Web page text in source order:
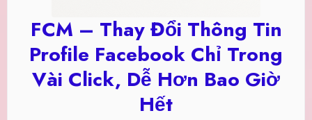
FCM – Thay Đổi Thông Tin
Profile Facebook Chỉ Trong
Vài Click, Dễ Hơn Bao Giờ
Hết